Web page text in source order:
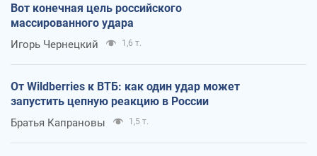
Вот конечная цель российского
массированного удара
Игорь Чернецкий 1,6 т.
От Wildberries к ВТБ: как один удар может
запустить цепную реакцию в России
Братья Капрановы 1,5 т.